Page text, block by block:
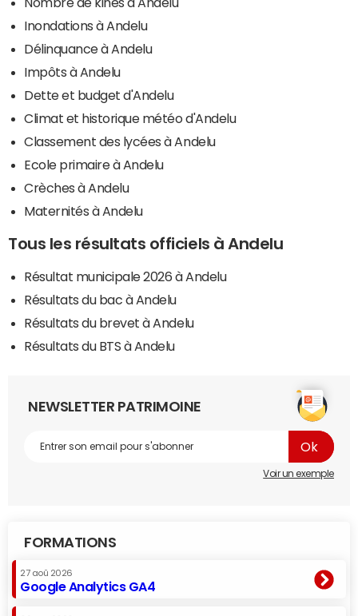
Nombre de kinés à Andelu
Inondations à Andelu
Délinquance à Andelu
Impôts à Andelu
Dette et budget d'Andelu
Climat et historique météo d'Andelu
Classement des lycées à Andelu
Ecole primaire à Andelu
Crèches à Andelu
Maternités à Andelu
Tous les résultats officiels à Andelu
Résultat municipale 2026 à Andelu
Résultats du bac à Andelu
Résultats du brevet à Andelu
Résultats du BTS à Andelu
NEWSLETTER PATRIMOINE
Voir un exemple
FORMATIONS
27 aoû 2026
Google Analytics GA4